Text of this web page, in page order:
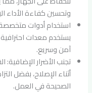
وتحسين كفاءة الأداء
استخدام أدوات
يستخدم معدات
آمن وسريع.
تجنب الأضرار
أثناء الإصلاح، بفضل
الصحيحة في العمل.